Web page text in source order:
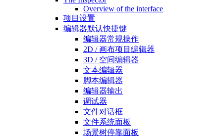
Overview of the interface
项目设置
编辑器默认快捷键
编辑器常规操作
2D / 画布项目编辑器
3D / 空间编辑器
文本编辑器
脚本编辑器
编辑器输出
调试器
文件对话框
文件系统面板
场景树停靠面板